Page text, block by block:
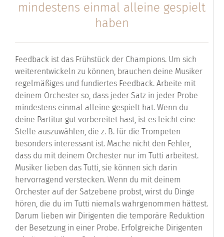
mindestens einmal alleine gespielt
haben
Feedback ist das Frühstück der Champions. Um sich
weiterentwickeln zu können, brauchen deine Musiker
regelmäßiges und fundiertes Feedback. Arbeite mit
deinem Orchester so, dass jeder Satz in jeder Probe
mindestens einmal alleine gespielt hat. Wenn du
deine Partitur gut vorbereitet hast, ist es leicht eine
Stelle auszuwählen, die z. B. für die Trompeten
besonders interessant ist. Mache nicht den Fehler,
dass du mit deinem Orchester nur im Tutti arbeitest.
Musiker lieben das Tutti, sie können sich darin
hervorragend verstecken. Wenn du mit deinem
Orchester auf der Satzebene probst, wirst du Dinge
hören, die du im Tutti niemals wahrgenommen hättest.
Darum lieben wir Dirigenten die temporäre Reduktion
der Besetzung in einer Probe. Erfolgreiche Dirigenten